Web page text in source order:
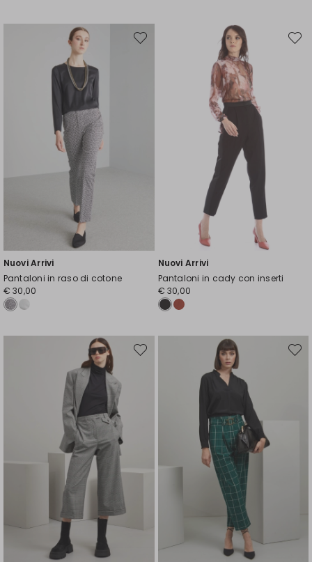
Nuovi Arrivi
Pantaloni in raso di cotone
€ 30,00
Sposta
Nuovi Arrivi
Pantaloni in cady con inserti
€ 30,00
Sposta